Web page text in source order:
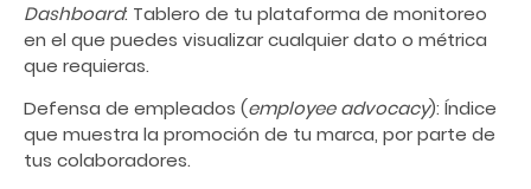
Dashboard: Tablero de tu plataforma de monitoreo
en el que puedes visualizar cualquier dato o métrica
que requieras.
Defensa de empleados (employee advocacy): Índice
que muestra la promoción de tu marca, por parte de
tus colaboradores.